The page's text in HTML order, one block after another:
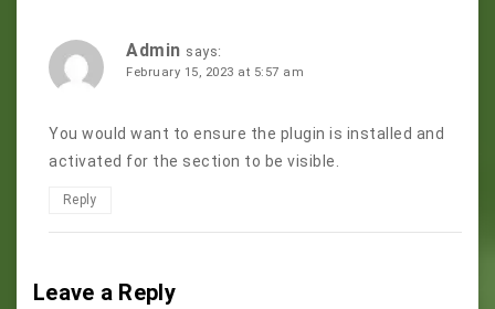
Admin says:
February 15, 2023 at 5:57 am
You would want to ensure the plugin is installed and
activated for the section to be visible.
Reply
Leave a Reply